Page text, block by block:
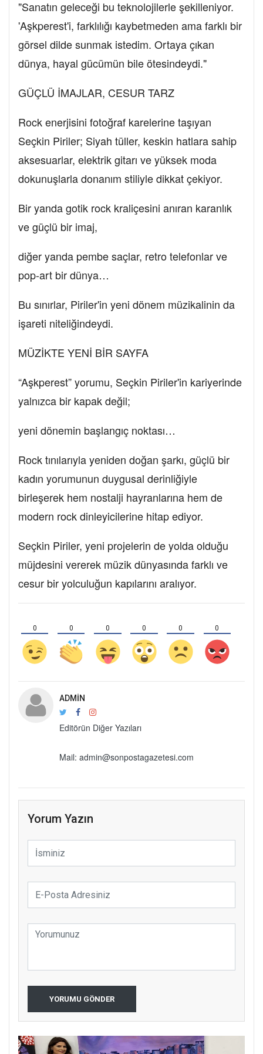
"Sanatın geleceği bu teknolojilerle şekilleniyor.
'Aşkperest'i, farklılığı kaybetmeden ama farklı bir
görsel dilde sunmak istedim. Ortaya çıkan
dünya, hayal gücümün bile ötesindeydi."
GÜÇLÜ İMAJLAR, CESUR TARZ
Rock enerjisini fotoğraf karelerine taşıyan
Seçkin Piriler; Siyah tüller, keskin hatlara sahip
aksesuarlar, elektrik gitarı ve yüksek moda
dokunuşlarla donanım stiliyle dikkat çekiyor.
Bir yanda gotik rock kraliçesini anıran karanlık
ve güçlü bir imaj,
diğer yanda pembe saçlar, retro telefonlar ve
pop-art bir dünya…
Bu sınırlar, Piriler'in yeni dönem müzikalinin da
işareti niteliğindeydi.
MÜZİKTE YENİ BİR SAYFA
“Aşkperest” yorumu, Seçkin Piriler'in kariyerinde
yalnızca bir kapak değil;
yeni dönemin başlangıç noktası…
Rock tınılarıyla yeniden doğan şarkı, güçlü bir
kadın yorumunun duygusal derinliğiyle
birleşerek hem nostalji hayranlarına hem de
modern rock dinleyicilerine hitap ediyor.
Seçkin Piriler, yeni projelerin de yolda olduğu
müjdesini vererek müzik dünyasında farklı ve
cesur bir yolculuğun kapılarını aralıyor.
0 0 0 0 0 0
ADMIN
Editörün Diğer Yazıları
Mail: admin@sonpostagazetesi.com
Yorum Yazın
YORUMU GÖNDER